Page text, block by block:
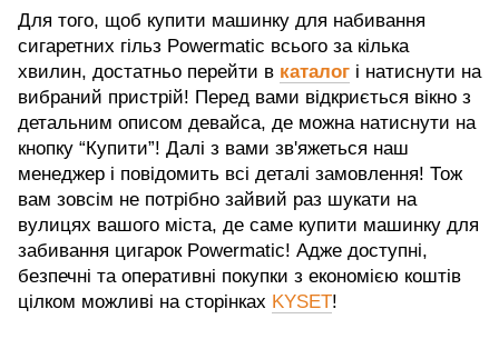
Для того, щоб купити машинку для набивання
сигаретних гільз Powermatic всього за кілька
хвилин, достатньо перейти в каталог і натиснути на
вибраний пристрій! Перед вами відкриється вікно з
детальним описом девайса, де можна натиснути на
кнопку “Купити”! Далі з вами зв'яжеться наш
менеджер і повідомить всі деталі замовлення! Тож
вам зовсім не потрібно зайвий раз шукати на
вулицях вашого міста, де саме купити машинку для
забивання цигарок Powermatic! Адже доступні,
безпечні та оперативні покупки з економією коштів
цілком можливі на сторінках KYSET!